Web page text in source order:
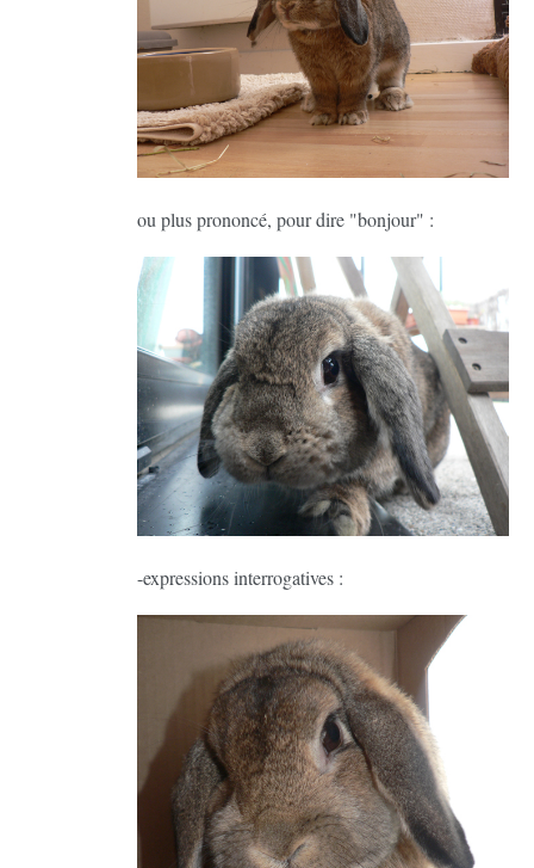
ou plus prononcé, pour dire "bonjour" :
-expressions interrogatives :